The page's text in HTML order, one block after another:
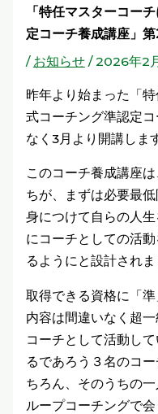
「特任マスターコー
定コーチ養成講座」
/ お知らせ/2026年2
昨年より始まった「
式コーチング準認定
なく3月より開講しま
このコーチ養成講座
ちが、まずは必要最
身につけて自らの人
にコーチとしての活
るようにと設計されま
取得できる資格に「
内容は間違いなく超
コーチとして活動し
るであろう３名のコ
ちろん、そのうちの
ループコーチングで会